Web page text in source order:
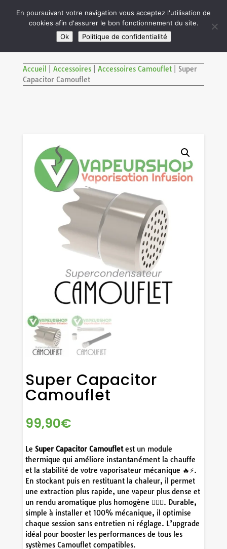

SITE RÉSERVÉ AUX ADULTES DE PLUS DE 18 ANS
Accueil Accessoires| Accessoires Camouflet| Super
Capacitor Camouflet
Super Capacitor
Camouflet
99,90€
Le Super Capacitor Camoufletest un module
thermique qui améliore instantanément la chauffe
et la stabilité de votre vaporisateur mécanique 🔥⚡.
En stockant puis en restituant la chaleur, il permet
une extraction plus rapide, une vapeur plus dense et
un rendu aromatique plus homogène 😮‍💨🌿. Durable,
simple à installer et 100% mécanique, il optimise
chaque session sans entretien ni réglage. L’upgrade
idéal pour booster les performances de tous les
systèmes Camouflet compatibles.
En poursuivant votre navigation vous acceptez l'utilisation de
cookies afin d'assurer le bon fonctionnement du site.
Ok
Politique de confidentialité